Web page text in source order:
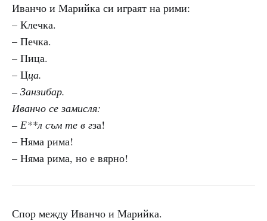
Иванчо и Марийка си играят на рими:
– Клечка.
– Печка.
– Пица.
– Цца.
– Занзибар.
Иванчо се замисля:
– Е**л съм те в гза!
– Няма рима!
– Няма рима, но е вярно!
Спор между Иванчо и Марийка.